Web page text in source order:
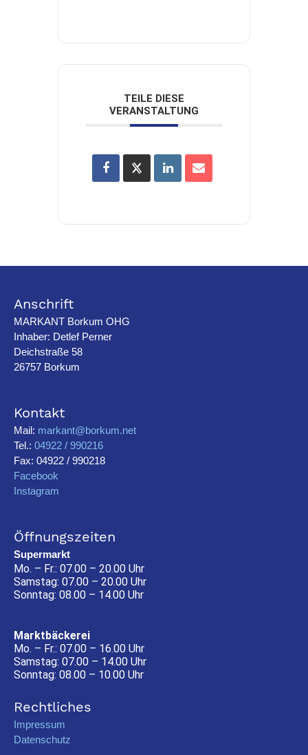
TEILE DIESE
VERANSTALTUNG
Anschrift
MARKANT Borkum OHG
Inhaber: Detlef Perner
Deichstraße 58
26757 Borkum
Kontakt
Mail: markant@borkum.net
Tel.: 04922 / 990216
Fax: 04922 / 990218
Facebook
Instagram
Öffnungszeiten
Supermarkt
Mo. – Fr.: 07.00 – 20.00 Uhr
Samstag: 07.00 – 20.00 Uhr
Sonntag: 08.00 – 14.00 Uhr
Marktbäckerei
Mo. – Fr.: 07.00 – 16.00 Uhr
Samstag: 07.00 – 14.00 Uhr
Sonntag: 08.00 – 10.00 Uhr
Rechtliches
Impressum
Datenschutz